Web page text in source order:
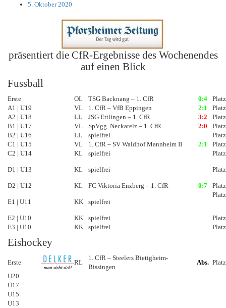
5. Oktober 2020
präsentiert die CfR-Ergebnisse des Wochenendes
auf einen Blick
Fussball
Erste OL TSG Backnang – 1. CfR 0:4
A1 | U19
VL 1. CfR – VfB Eppingen 2:1
A2 | U18
LL JSG Ettlingen – 1. CfR 3:2
B1 | U17
VL SpVgg. Neckarelz – 1. CfR 2:0
B2 | U16
LL spielfrei
C1 | U15
VL 1. CfR – SV Waldhof Mannheim II 2:1
C2 | U14
KL spielfrei
D1 | U13 KL spielfrei
D2 | U12 KL FC Viktoria Enzberg – 1. CfR 0:7
E1 | U11 KK spielfrei
E2 | U10 KK spielfrei
E3 | U10
KK spielfrei
Eishockey
Erste RL
1. CfR – Steelers Bietigheim-
Bissingen
Abs.
U20
U17
U15
U13